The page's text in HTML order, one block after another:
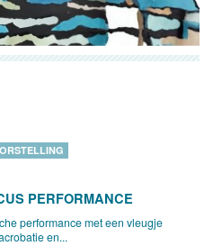
PERFORMANCE
performance met een vleugje
en...